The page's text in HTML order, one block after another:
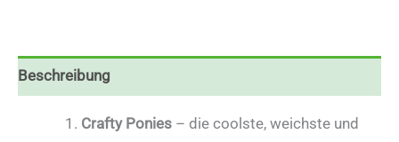
Beschreibung
Crafty Ponies – die coolste, weichste und